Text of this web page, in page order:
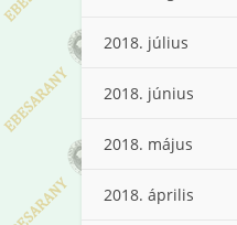
2018. július
2018. június
2018. május
2018. április